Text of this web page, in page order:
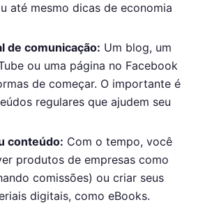
até mesmo dicas de economia
de comunicação: Um blog, um
ou uma página no Facebook
de começar. O importante é
regulares que ajudem seu
conteúdo: Com o tempo, você
produtos de empresas como
comissões) ou criar seus
digitais, como eBooks.